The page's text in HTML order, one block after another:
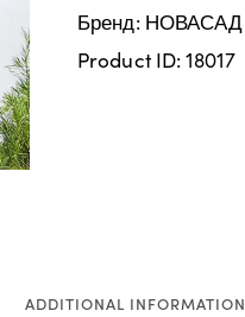
Бренд: НОВАСАД
Product ID:18017
ADDITIONAL INFORMATION